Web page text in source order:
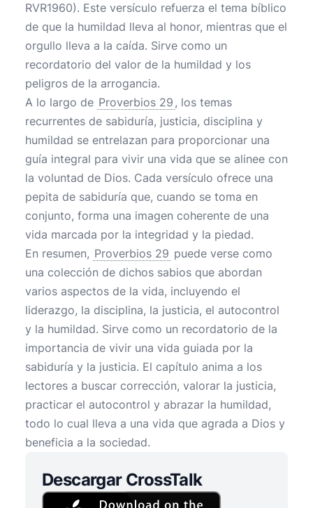
RVR1960). Este versículo refuerza el tema bíblico
de que la humildad lleva al honor, mientras que el
orgullo lleva a la caída. Sirve como un
recordatorio del valor de la humildad y los
peligros de la arrogancia.
A lo largo de Proverbios 29 , los temas
recurrentes de sabiduría, justicia, disciplina y
humildad se entrelazan para proporcionar una
guía integral para vivir una vida que se alinee con
la voluntad de Dios. Cada versículo ofrece una
pepita de sabiduría que, cuando se toma en
conjunto, forma una imagen coherente de una
vida marcada por la integridad y la piedad.
En resumen, Proverbios 29 puede verse como
una colección de dichos sabios que abordan
varios aspectos de la vida, incluyendo el
liderazgo, la disciplina, la justicia, el autocontrol
y la humildad. Sirve como un recordatorio de la
importancia de vivir una vida guiada por la
sabiduría y la justicia. El capítulo anima a los
lectores a buscar corrección, valorar la justicia,
practicar el autocontrol y abrazar la humildad,
todo lo cual lleva a una vida que agrada a Dios y
beneficia a la sociedad.
Descargar CrossTalk